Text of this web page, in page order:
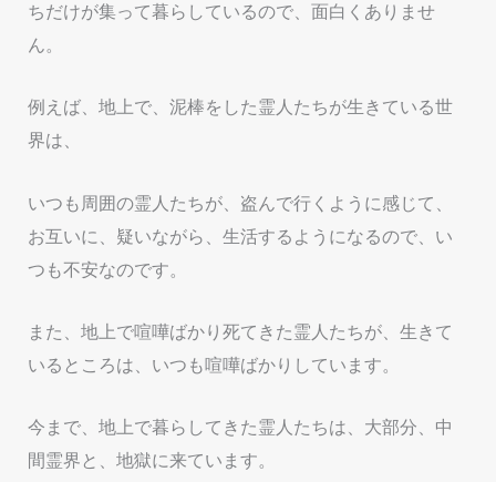
ちだけが集って暮らしているので、面白くありませ
ん。
例えば、地上で、泥棒をした霊人たちが生きている世
界は、
いつも周囲の霊人たちが、盗んで行くように感じて、
お互いに、疑いながら、生活するようになるので、い
つも不安なのです。
また、地上で喧嘩ばかり死てきた霊人たちが、生きて
いるところは、いつも喧嘩ばかりしています。
今まで、地上で暮らしてきた霊人たちは、大部分、中
間霊界と、地獄に来ています。